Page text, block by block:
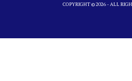
COPYRIGHT © 2026 - ALL